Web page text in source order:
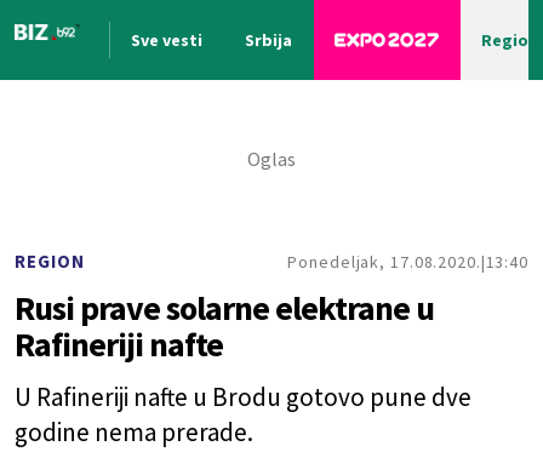
Sve vesti Srbija Region
REGION Ponedeljak, 17.08.2020. 13:40
Rusi prave solarne elektrane u
Rafineriji nafte
U Rafineriji nafte u Brodu gotovo pune dve
godine nema prerade.